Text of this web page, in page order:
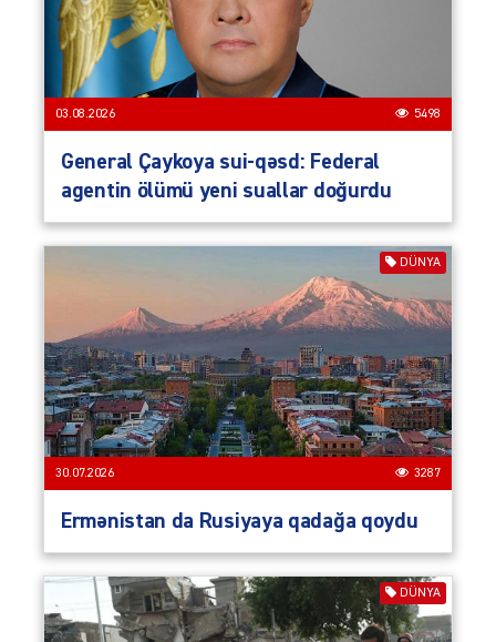
03.08.2026 5498
General Çaykoya sui-qəsd: Federal
agentin ölümü yeni suallar doğurdu
DÜNYA
30.07.2026 3287
Ermənistan da Rusiyaya qadağa qoydu
DÜNYA